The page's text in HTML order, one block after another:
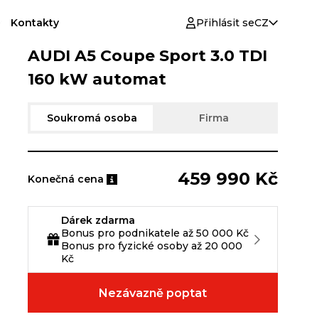
Kontakty Přihlásit seCZ
AUDI A5 Coupe Sport 3.0 TDI
160 kW automat
Soukromá osoba Firma
Konečná cena 459 990 Kč
Dárek zdarma
Bonus pro podnikatele až 50 000 Kč
Bonus pro fyzické osoby až 20 000
Kč
Nezávazně poptat